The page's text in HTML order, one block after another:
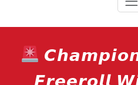
𝙁𝙧𝙚𝙚𝙧𝙤𝙡𝙡